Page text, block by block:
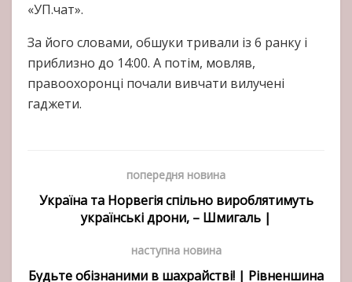
«УП.чат».
За його словами, обшуки тривали із 6 ранку і
приблизно до 14:00. А потім, мовляв,
правоохоронці почали вивчати вилучені
гаджети.
попередня новина
Україна та Норвегія спільно вироблятимуть
українські дрони, – Шмигаль |
наступна новина
Будьте обізнаними в шахрайстві! | Рівненшина